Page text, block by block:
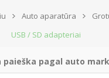
Auto aparatūra
USB / SD adapteriai
paieška pagal auto